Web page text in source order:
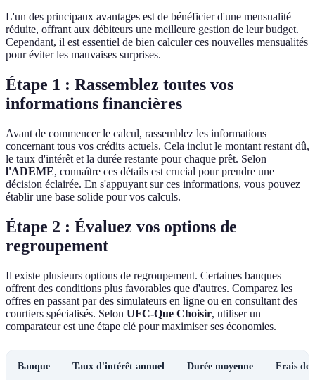
L'un des principaux avantages est de bénéficier d'une mensualité
réduite, offrant aux débiteurs une meilleure gestion de leur budget.
Cependant, il est essentiel de bien calculer ces nouvelles mensualités
pour éviter les mauvaises surprises.
Étape 1 : Rassemblez toutes vos
informations financières
Avant de commencer le calcul, rassemblez les informations
concernant tous vos crédits actuels. Cela inclut le montant restant dû,
le taux d'intérêt et la durée restante pour chaque prêt. Selon
l'ADEME, connaître ces détails est crucial pour prendre une
décision éclairée. En s'appuyant sur ces informations, vous pouvez
établir une base solide pour vos calculs.
Étape 2 : Évaluez vos options de
regroupement
Il existe plusieurs options de regroupement. Certaines banques
offrent des conditions plus favorables que d'autres. Comparez les
offres en passant par des simulateurs en ligne ou en consultant des
courtiers spécialisés. Selon UFC-Que Choisir, utiliser un
comparateur est une étape clé pour maximiser ses économies.
Banque Taux d'intérêt annuel Durée moyenne Frais de